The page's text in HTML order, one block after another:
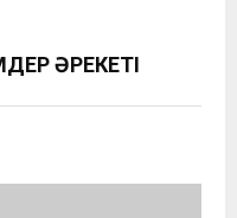
ӘРЕКЕТІ